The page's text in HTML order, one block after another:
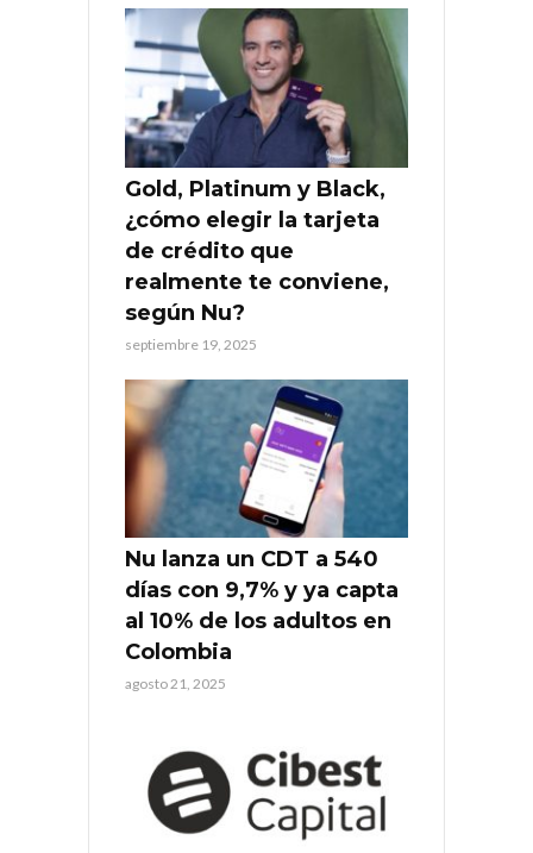
Gold, Platinum y Black,
¿cómo elegir la tarjeta
de crédito que
realmente te conviene,
según Nu?
septiembre 19, 2025
Nu lanza un CDT a 540
días con 9,7% y ya capta
al 10% de los adultos en
Colombia
agosto 21, 2025